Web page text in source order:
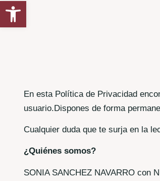
En esta Política de Privacidad
usuario.Dispones de forma
Cualquier duda que te surja en la
¿Quiénes somos?
SONIA SANCHEZ NAVARRO con
Abrir barra de herramientas